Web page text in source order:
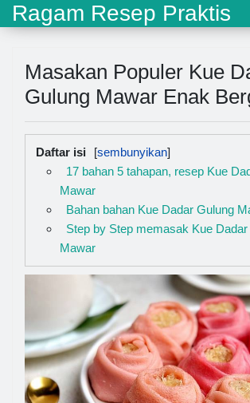
Ragam Resep Praktis
Masakan Populer Kue
Gulung Mawar Enak
Daftar isi
17 bahan 5 tahapan, resep Kue
Mawar
Bahan bahan Kue Dadar Gulung
Step by Step memasak Kue Dadar
Mawar